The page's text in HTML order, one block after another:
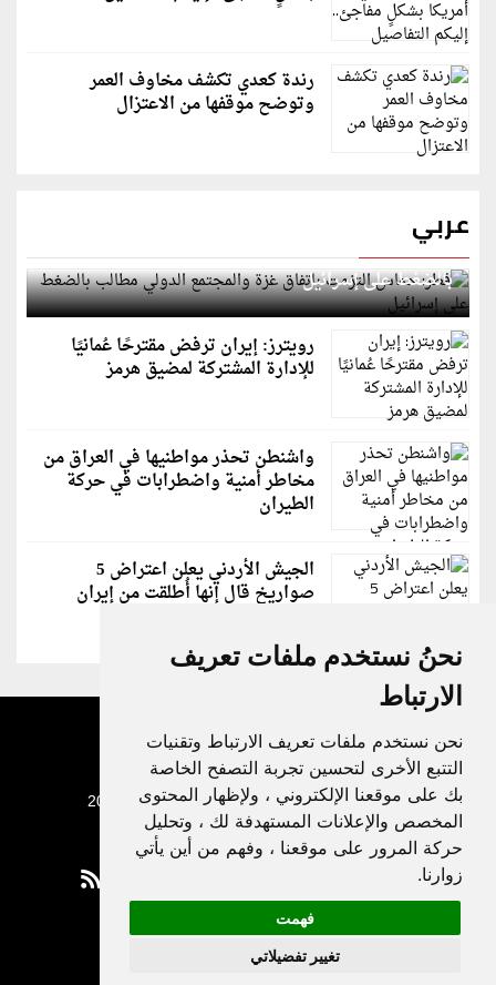
نحنُ نستخدم ملفات تعريف
الارتباط
نحن نستخدم ملفات تعريف الارتباط وتقنيات
التتبع الأخرى لتحسين تجربة التصفح الخاصة
بك على موقعنا الإلكتروني ، ولإظهار المحتوى
المخصص والإعلانات المستهدفة لك ، وتحليل
حركة المرور على موقعنا ، وفهم من أين يأتي
زوارنا.
فهمت
تغيير تفضيلاتي
رندة كعدي تكشف مخاوف العمر
وتوضح موقفها من الاعتزال
عربي
قطر: حماس التزمت باتفاق غزة والمجتمع الدولي مطالب
بالضغط على إسرائيل
رويترز: إيران ترفض مقترحًا عُمانيًا
للإدارة المشتركة لمضيق هرمز
واشنطن تحذر مواطنيها في العراق من
مخاطر أمنية واضطرابات في حركة
الطيران
الجيش الأردني يعلن اعتراض 5
صواريخ قال إنها أُطلقت من إيران
جميع الحقوق محفوظة لدنيا الوطن © 2003 - 2022
Privacy Policy